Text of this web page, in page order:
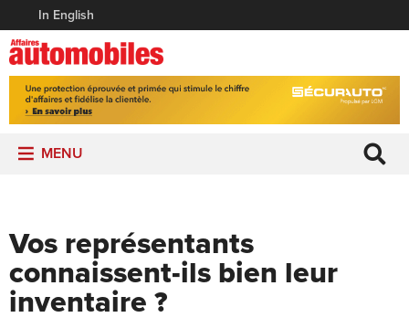
In English
MENU
Vos représentants
connaissent-ils bien leur
inventaire ?